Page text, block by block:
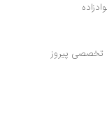
مروری بر دامنه: چرا متخصصان عمومی در جهانی تخصصی پیروز